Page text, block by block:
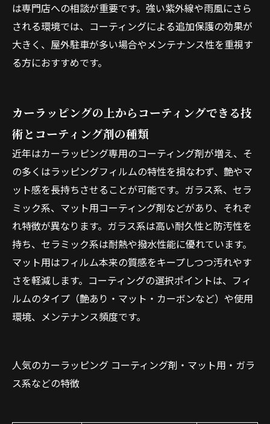
は専門店への相談が重要です。強い紫外線や雨風にさら
される環境では、コーティングによる追加保護の効果が
大きく、屋外駐車が多い場合やメンテナンス性を重視す
る方におすすめです。
カーラッピングの上からコーティングできる技
術とコーティング剤の種類
近年はカーラッピング専用のコーティング剤が増え、そ
の多くはラッピングフィルムの特性を損なわず、艶やマ
ット感を長持ちさせることが可能です。ガラス系、セラ
ミック系、マット用コーティング剤などがあり、それぞ
れ特徴が異なります。ガラス系は高い耐久性と防汚性を
持ち、セラミック系は耐熱や撥水性能に優れています。
マット用はフィルム本来の質感をキープしつつ汚れやす
さを軽減します。コーティングの選択ポイントは、フィ
ルムのタイプ（艶あり・マット・カーボンなど）や使用
環境、メンテナンス頻度です。
人気のカーラッピング コーティング剤・マット用・ガラ
ス系などの特徴